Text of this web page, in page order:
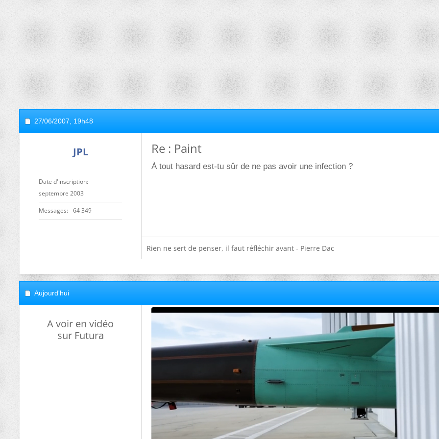
27/06/2007, 19h48
JPL
Date d'inscription
septembre 2003
Messages 64 349
Re : Paint
À tout hasard est-tu sûr de ne pas avoir une infection ?
Rien ne sert de penser, il faut réfléchir avant - Pierre Dac
Aujourd'hui
A voir en vidéo
sur Futura